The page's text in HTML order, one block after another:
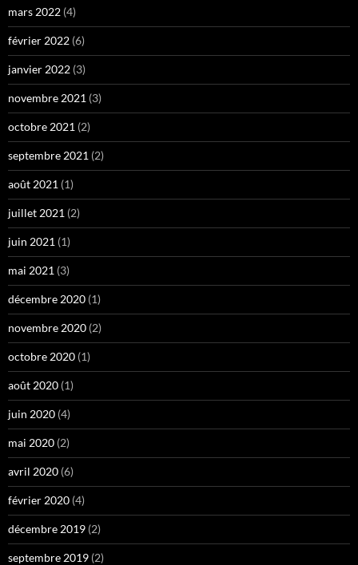
mars 2022 (4)
février 2022 (6)
janvier 2022 (3)
novembre 2021 (3)
octobre 2021 (2)
septembre 2021 (2)
août 2021 (1)
juillet 2021 (2)
juin 2021 (1)
mai 2021 (3)
décembre 2020 (1)
novembre 2020 (2)
octobre 2020 (1)
août 2020 (1)
juin 2020 (4)
mai 2020 (2)
avril 2020 (6)
février 2020 (4)
décembre 2019 (2)
septembre 2019 (2)